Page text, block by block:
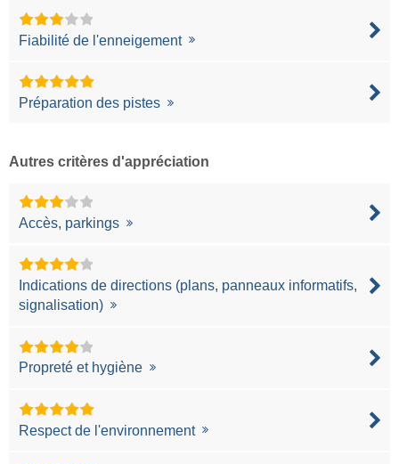
Fiabilité de l'enneigement
Préparation des pistes
Autres critères d'appréciation
Accès, parkings
Indications de directions (plans, panneaux informatifs,
signalisation)
Propreté et hygiène
Respect de l'environnement